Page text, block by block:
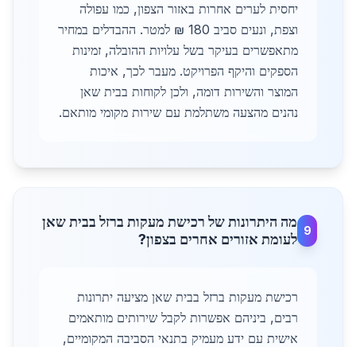
יחסית לערים אחרות באזור הצפון, כמו עפולה
וצפת, ונעים סביב 180 ₪ למטר. ההבדלים במחיר
מתאפשרים בעיקר בשל עלויות ההובלה, זמינות
הספקים והיקף הפרויקט. מעבר לכך, איכות
המוצר והשירות דומה, ולכן לקוחות בבית שאן
נהנים מהצעה משתלמת עם שירות מקומי מותאם.
9
מה היתרונות של רכישת מעקות ברזל בבית שאן
לעומת אזורים אחרים בצפון?
רכישת מעקות ברזל בבית שאן מציעה יתרונות
רבים, ביניהם אפשרות לקבל שירותים מותאמים
אישית עם ידע מעמיק בתנאי הסביבה המקומיים,